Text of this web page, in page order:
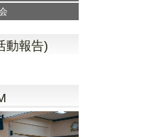
動報告)